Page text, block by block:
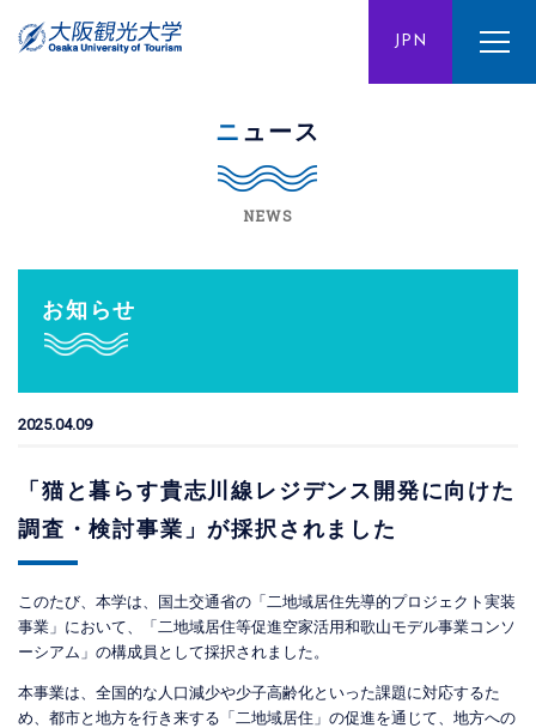
JPN
ENG CHN
ニュース
NEWS
お知らせ
2025.04.09
「猫と暮らす貴志川線レジデンス開発に向けた
調査・検討事業」が採択されました
このたび、本学は、国土交通省の「二地域居住先導的プロジェクト実装
事業」において、「二地域居住等促進空家活用和歌山モデル事業コンソ
ーシアム」の構成員として採択されました。
本事業は、全国的な人口減少や少子高齢化といった課題に対応するた
め、都市と地方を行き来する「二地域居住」の促進を通じて、地方への